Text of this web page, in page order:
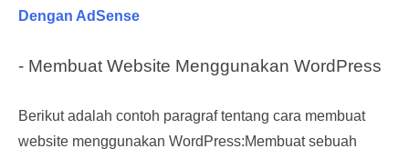
Dengan AdSense
- Membuat Website Menggunakan WordPress
Berikut adalah contoh paragraf tentang cara membuat
website menggunakan WordPress:Membuat sebuah